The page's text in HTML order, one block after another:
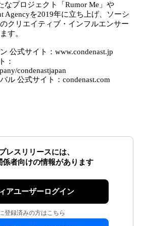
なプロジェクト「Rumor Me」や
Agencyを2019年に立ち上げ、ソーシ
クリエイティブ・インフルエンサー
す。
公式サイト：www.condenast.jp
：
condenastjapan
ル 公式サイト：condenast.com
レスリリースには、
係者向けの情報があります
アユーザーログイン
登録済みの方はこちら